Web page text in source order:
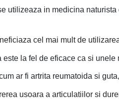
utilizeaza in medicina
cel mai mult de
la fel de eficace ca si
ar fi artrita reumatoida si
usoara a articulatiilor si